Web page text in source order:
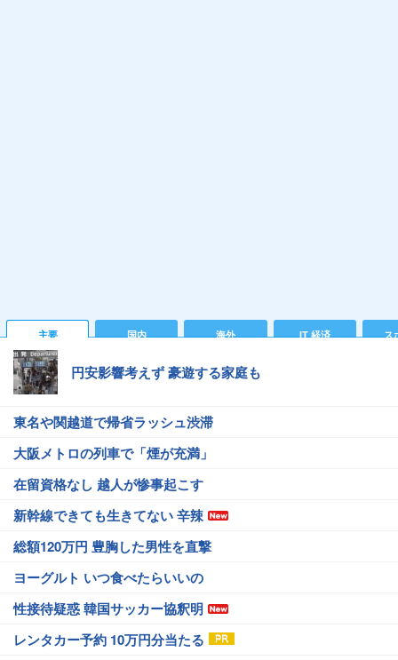
主要 国内 海外 IT 経済 ス
円安影響考えず 豪遊する家庭も
東名や関越道で帰省ラッシュ渋滞
大阪メトロの列車で「煙が充満」
在留資格なし 越人が惨事起こす
新幹線できても生きてない 辛辣
総額120万円 豊胸した男性を直撃
ヨーグルト いつ食べたらいいの
性接待疑惑 韓国サッカー協釈明
レンタカー予約 10万円分当たる